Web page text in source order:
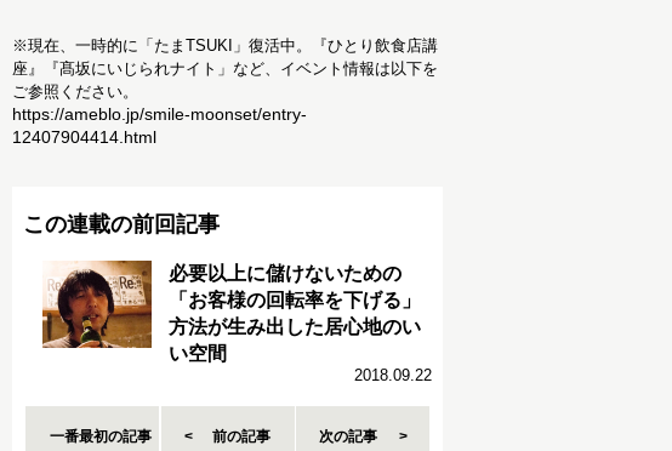
※現在、一時的に「たまTSUKI」復活中。『ひとり飲食店講
座』『髙坂にいじられナイト」など、イベント情報は以下を
ご参照ください。
https://ameblo.jp/smile-moonset/entry-
12407904414.html
この連載の前回記事
必要以上に儲けないための
「お客様の回転率を下げる」
方法が生み出した居心地のい
い空間
2018.09.22
一番最初の記事 前の記事 次の記事